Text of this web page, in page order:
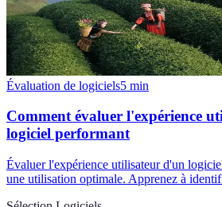
Évaluation de logiciels5 min
Comment évaluer l'expérience
logiciel performant
Évaluer l'expérience utilisateur d'un
une utilisation optimale. Apprenez à